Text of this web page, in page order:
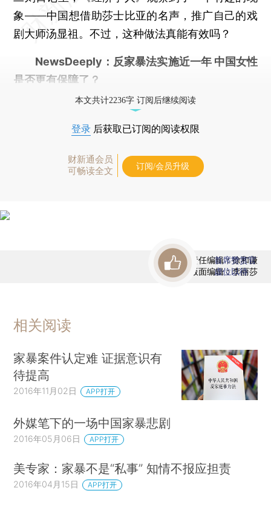
象——中国想借助莎士比亚的名声，推广自己的戏
剧大师汤显祖。不过，这种做法真能有效吗？
NewsDeeply：反家暴法实施近一年 中国女性
是否更有保障了？
本文共计2236字 订阅后继续阅读
登录 后获取已订阅的阅读权限
财新通会员
可畅读全文
订阅/会员升级
责任编辑：徐和谦
版面编辑：李丽莎
首席赞赏官
虚位以待
相关阅读
家暴案件认定难 证据意识有
待提高
2016年11月02日 APP打开
外媒笔下的一场中国家暴悲剧
2016年05月06日 APP打开
美专家：家暴不是“私事” 知情不报应担责
2016年04月15日 APP打开